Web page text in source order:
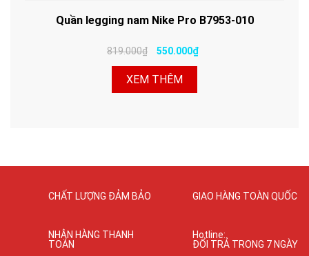
Quần legging nam Nike Pro B7953-010
819.000₫ 550.000₫
XEM THÊM
CHẤT LƯỢNG ĐẢM BẢO GIAO HÀNG TOÀN QUỐC
NHẬN HÀNG THANH
TOÁN
Hotline:
ĐỔI TRẢ TRONG 7 NGÀY